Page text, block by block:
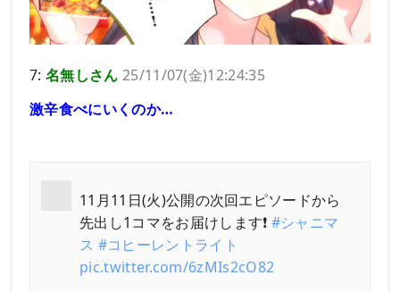
7: 名無しさん 25/11/07(金)12:24:35
激辛食べにいくのか…
11月11日(火)公開の次回エピソードから
先出し1コマをお届けします❗️ #シャニマ
ス #コヒーレントライト
pic.twitter.com/6zMIs2cO82